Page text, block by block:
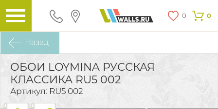
0 0
Назад
ОБОИ LOYMINA РУССКАЯ
КЛАССИКА RU5 002
Артикул: RU5 002